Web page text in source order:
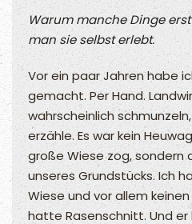
Warum manche Dinge
man sie selbst erlebt.
Vor ein paar Jahren habe
gemacht. Per Hand.
wahrscheinlich
erzähle. Es war kein
große Wiese zog, sondern
unseres Grundstücks. Ich
Wiese und vor allem
hatte Rasenschnitt. Und er